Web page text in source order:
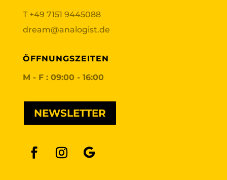
T +49 7151 9445088
dream@analogist.de
ÖFFNUNGSZEITEN
M - F : 09:00 - 16:00
NEWSLETTER